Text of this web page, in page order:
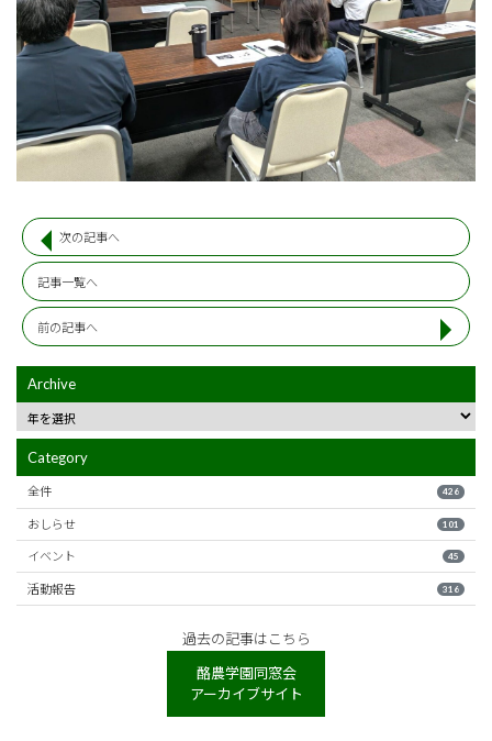
次の記事へ
記事一覧へ
前の記事へ
Archive
Category
全件 426
おしらせ 101
イベント 45
活動報告 316
過去の記事はこちら
酪農学園同窓会
アーカイブサイト